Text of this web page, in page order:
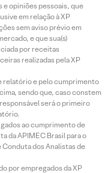
e opiniões pessoais, que
em relação à XP
sem aviso prévio em
e que sua(s)
por receitas
realizadas pela XP
relatório e pelo cumprimento
sendo que, caso constem
será o primeiro
ao cumprimento de
da APIMEC Brasil para o
dos Analistas de
por empregados da XP